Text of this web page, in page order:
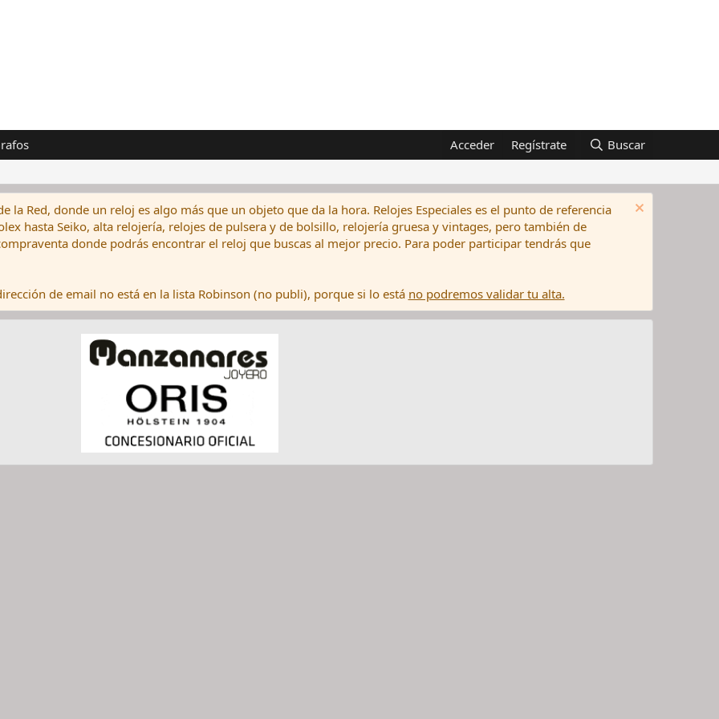
Acceder Regístrate Buscar
la Red, donde un reloj es algo más que un objeto que da la hora. Relojes Especiales es el punto de referencia
hasta Seiko, alta relojería, relojes de pulsera y de bolsillo, relojería gruesa y vintages, pero también de
donde podrás encontrar el reloj que buscas al mejor precio. Para poder participar tendrás que
de email no está en la lista Robinson (no publi), porque si lo está no podremos validar tu alta.